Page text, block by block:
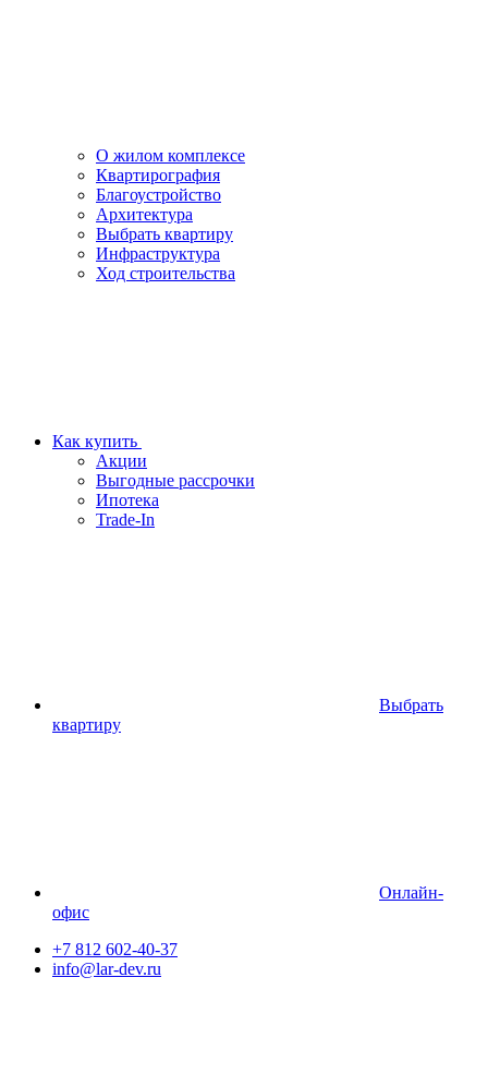
О жилом комплексе
Квартирография
Благоустройство
Архитектура
Выбрать квартиру
Инфраструктура
Ход строительства
Как купить
Акции
Выгодные рассрочки
Ипотека
Trade-In
Выбрать
квартиру
Онлайн-
офис
+7 812 602-40-37
info@lar-dev.ru